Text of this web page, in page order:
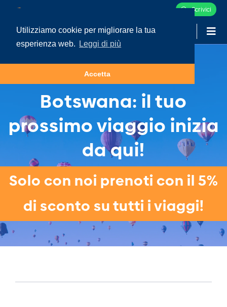
Utilizziamo cookie per migliorare la tua
esperienza web.
Leggi di più
Accetta
Scrivici
Tour e Vacanze in
Botswana: il tuo
prossimo viaggio inizia
da qui!
Solo con noi prenoti con il 5%
di sconto su tutti i viaggi!